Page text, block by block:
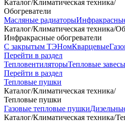
Каталог/Климатическая техника/
Обогреватели
Масляные радиаторы
Каталог/Климатическая техника/
Инфракрасные обогреватели
С закрытым ТЭНомКварцевые
Перейти в раздел
ТепловентиляторыТепловые завесы
Перейти в раздел
Тепловые пушки
Каталог/Климатическая техника/
Тепловые пушки
Газовые тепловые пушки
Каталог/Климатическая техника/